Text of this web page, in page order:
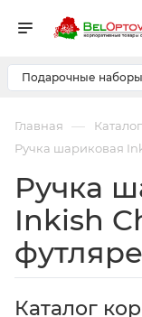
Подарочные наборы
Главная — Каталог
Ручка шариковая
Ручка
Inkish
Каталог